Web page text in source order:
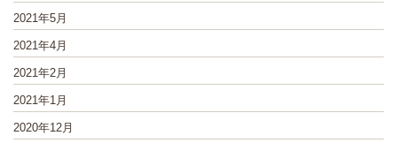
2021年5月
2021年4月
2021年2月
2021年1月
2020年12月